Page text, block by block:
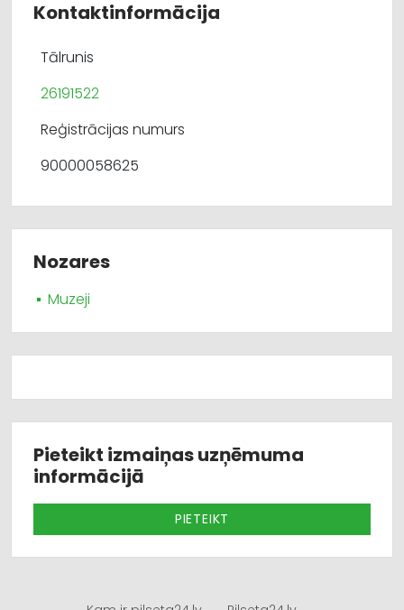
Kontaktinformācija
Tālrunis
26191522
Reģistrācijas numurs
90000058625
Nozares
Muzeji
Pieteikt izmaiņas uzņēmuma
informācijā
PIETEIKT